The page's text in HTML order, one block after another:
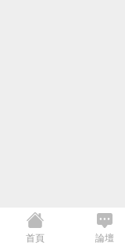
首頁 論壇